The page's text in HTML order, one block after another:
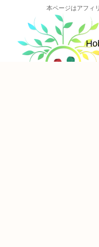
本ページはアフィ